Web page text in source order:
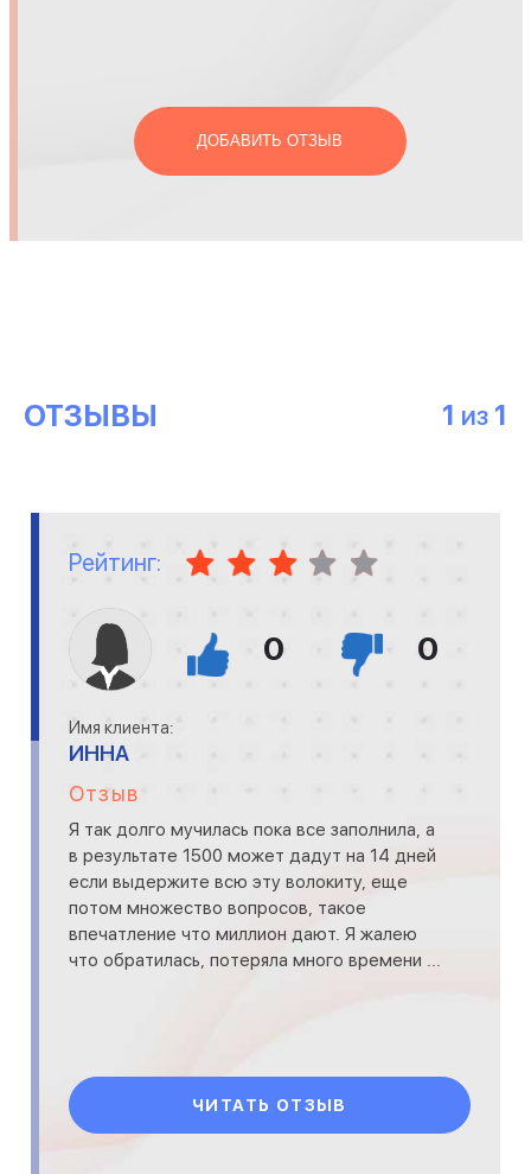
ДОБАВИТЬ ОТЗЫВ
ОТЗЫВЫ 1 ИЗ 1
Рейтинг:
0 0
Имя клиента:
ИННА
Отзыв
Я так долго мучилась пока все заполнила, а
в результате 1500 может дадут на 14 дней
если выдержите всю эту волокиту, еще
потом множество вопросов, такое
впечатление что миллион дают. Я жалею
что обратилась, потеряла много времени ...
ЧИТАТЬ ОТЗЫВ